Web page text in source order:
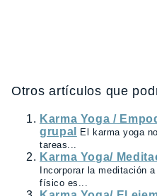
Otros artículos que
Karma Yoga /
grupal
El karma yoga
tareas...
Karma Yoga/
Incorporar la meditación
físico es...